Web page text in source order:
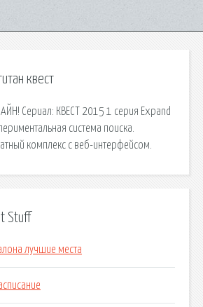
квест
Сериал: КВЕСТ 2015 1 серия Expand
система поиска.
комплекс с веб-интерфейсом.
Stuff
лучшие места